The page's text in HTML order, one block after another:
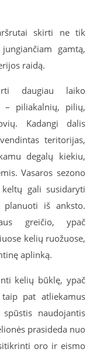
skirti ne tik
gamtą,
raidą.
daugiau laiko
– piliakalnių, pilių,
Kadangi dalis
teritorijas,
degalų kiekiu,
Vasaros sezono
gali susidaryti
iš anksto.
greičio, ypač
kelių ruožuose,
aplinką.
kelių būklę, ypač
pat atliekamus
naudojantis
prasideda nuo
oro ir eismo